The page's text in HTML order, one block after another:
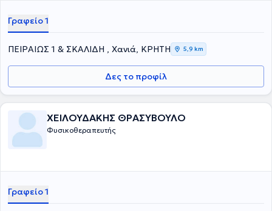
Γραφείο 1
ΠΕΙΡΑΙΩΣ 1 & ΣΚΑΛΙΔΗ , Χανιά, ΚΡΗΤΗ 5,9 km
Δες το προφίλ
ΧΕΙΛΟΥΔΑΚΗΣ ΘΡΑΣΥΒΟΥΛΟ
Φυσικοθεραπευτής
Γραφείο 1